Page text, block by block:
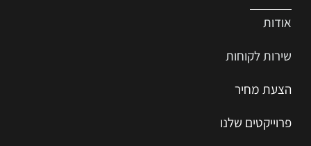
אודות
שירות לקוחות
הצעת מחיר
פרוייקטים שלנו